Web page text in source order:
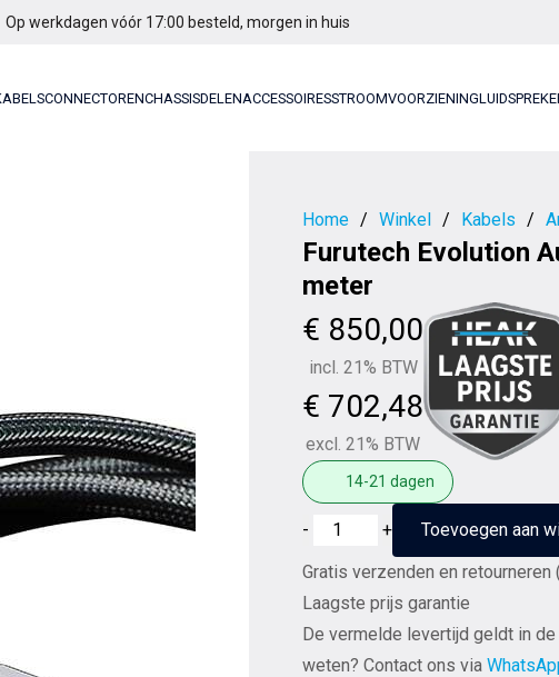
Op werkdagen vóór 17:00 besteld, morgen in huis
CONNECTORENCHASSISDELENACCESSOIRESSTROOMVOORZIENING
Home / Winkel / Kabels /
Furutech Evolution
meter
€ 850,00
incl. 21% BTW
€ 702,48
excl. 21% BTW
14-21 dagen
Furutech
Evolution
Audio
II
- +
Toevoegen aan
Gratis verzenden en retourneren
Laagste prijs garantie
De vermelde levertijd geldt in
weten? Contact ons via